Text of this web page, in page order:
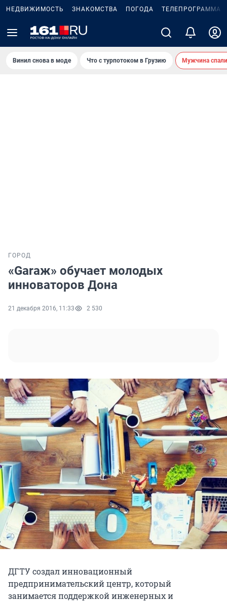
НЕДВИЖИМОСТЬ ЗНАКОМСТВА ПОГОДА ТЕЛЕПРОГРАММА
Винил снова в моде Что с турпотоком в Грузию Мужчина
ГОРОД
«Garaж» обучает молодых
инноваторов Дона
21 декабря 2016, 11:33 2 530
ДГТУ создал инновационный
предпринимательский центр, который
занимается поддержкой инженерных и